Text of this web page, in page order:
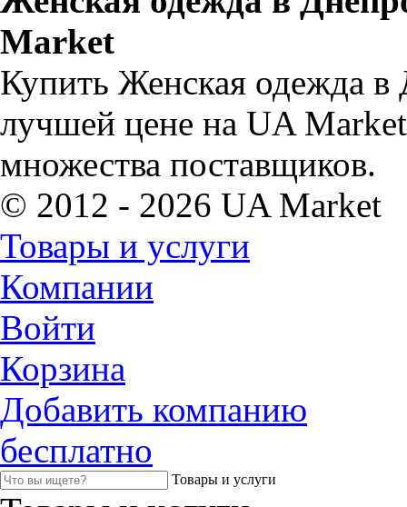
Market
Купить Женская одежда в
лучшей цене на UA
множества поставщиков.
© 2012 - 2026 UA Market
Товары и услуги
Компании
Войти
Корзина
Добавить компанию
бесплатно
Товары и услуги